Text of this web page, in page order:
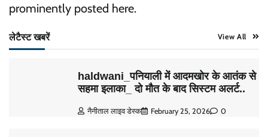
prominently posted here.
लेटैस्ट खबरें View All
haldwani_पनियाली में आदमखोर के आतंक से
सहमा इलाका_ दो मौत के बाद सिस्टम अलर्ट..
नैनीताल लाइव डेस्क February 25, 2026 0